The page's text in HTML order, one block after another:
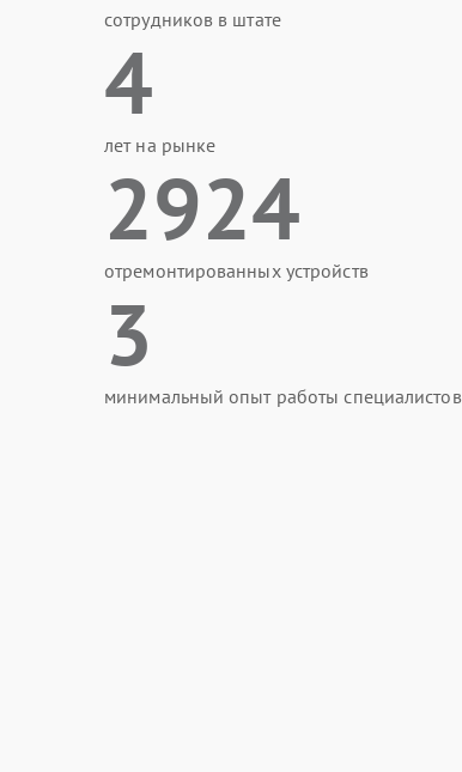
сотрудников в штате
4
лет на рынке
2924
отремонтированных устройств
3
минимальный опыт работы специалистов